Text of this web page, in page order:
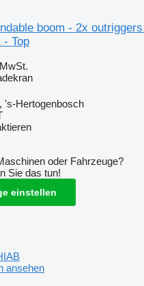
boom - 2x
Top
's-Hertogenbosch
oder Fahrzeuge?
Sie das tun!
einstellen
ansehen